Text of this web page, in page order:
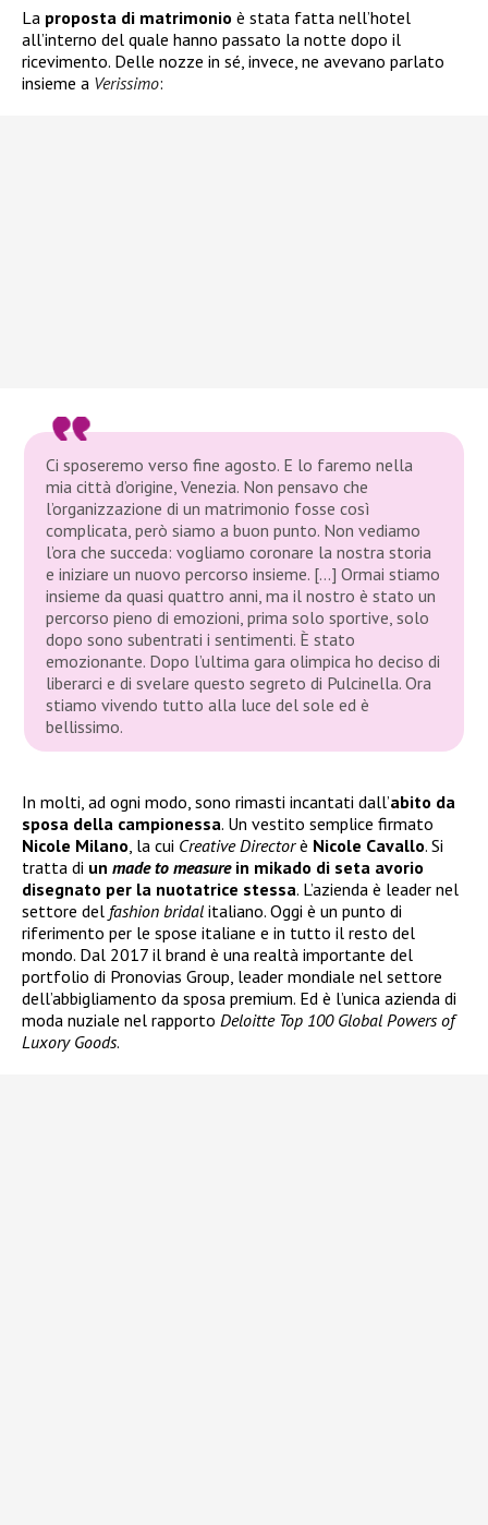
La proposta di matrimonio è stata fatta nell’hotel
all’interno del quale hanno passato la notte dopo il
ricevimento. Delle nozze in sé, invece, ne avevano parlato
insieme a Verissimo:
Ci sposeremo verso fine agosto. E lo faremo nella
mia città d’origine, Venezia. Non pensavo che
l’organizzazione di un matrimonio fosse così
complicata, però siamo a buon punto. Non vediamo
l’ora che succeda: vogliamo coronare la nostra storia
e iniziare un nuovo percorso insieme. […] Ormai stiamo
insieme da quasi quattro anni, ma il nostro è stato un
percorso pieno di emozioni, prima solo sportive, solo
dopo sono subentrati i sentimenti. È stato
emozionante. Dopo l’ultima gara olimpica ho deciso di
liberarci e di svelare questo segreto di Pulcinella. Ora
stiamo vivendo tutto alla luce del sole ed è
bellissimo.
In molti, ad ogni modo, sono rimasti incantati dall’abito da
sposa della campionessa. Un vestito semplice firmato
Nicole Milano , la cui Creative Directorè Nicole Cavallo. Si
tratta di un made to measurein mikado di seta avorio
disegnato per la nuotatrice stessa. L’azienda è leader nel
settore del fashion bridal italiano. Oggi è un punto di
riferimento per le spose italiane e in tutto il resto del
mondo. Dal 2017 il brand è una realtà importante del
portfolio di Pronovias Group, leader mondiale nel settore
dell’abbigliamento da sposa premium. Ed è l’unica azienda di
moda nuziale nel rapporto Deloitte Top 100 Global Powers of
Luxory Goods.